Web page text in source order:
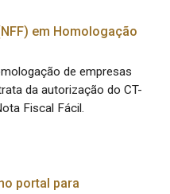
em Homologação
de empresas
da autorização do CT-
Fiscal Fácil.
portal para